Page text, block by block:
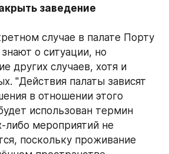
заведение
случае в палате Порту
о ситуации, но
других случаев, хотя и
"Действия палаты зависят
в отношении этого
использован термин
либо мероприятий не
поскольку проживание